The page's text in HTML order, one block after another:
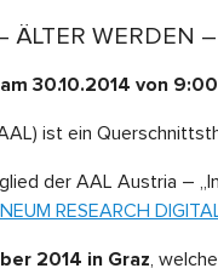
ÄLTER
30.10.2014 von
ist ein
der AAL Austria –
RESEARCH
2014 in Graz ,